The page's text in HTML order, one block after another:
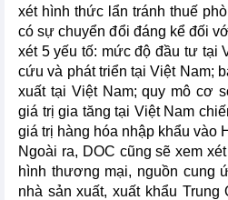
xét hình thức lẩn tránh thuế
có sự chuyển đổi đáng kể đối
xét 5 yếu tố: mức độ đầu tư tại
cứu và phát triển tại Việt Nam;
xuất tại Việt Nam; quy mô cơ
giá trị gia tăng tại Việt Nam
giá trị hàng hóa nhập khẩu vào
Ngoài ra, DOC cũng sẽ xem
hình thương mại, nguồn cung
nhà sản xuất, xuất khẩu